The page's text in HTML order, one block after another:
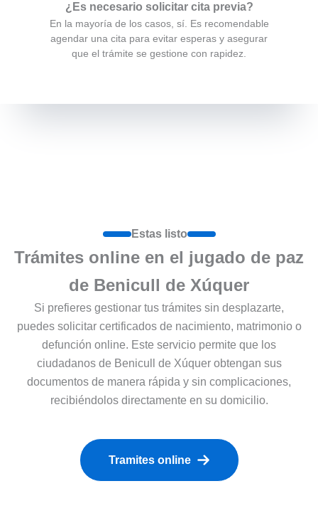
¿Es necesario solicitar cita previa?
En la mayoría de los casos, sí. Es recomendable
agendar una cita para evitar esperas y asegurar
que el trámite se gestione con rapidez.
Estas listo
Trámites online en el jugado de paz
de Benicull de Xúquer
Si prefieres gestionar tus trámites sin desplazarte,
puedes solicitar certificados de nacimiento, matrimonio o
defunción online. Este servicio permite que los
ciudadanos de Benicull de Xúquer obtengan sus
documentos de manera rápida y sin complicaciones,
recibiéndolos directamente en su domicilio.
Tramites online